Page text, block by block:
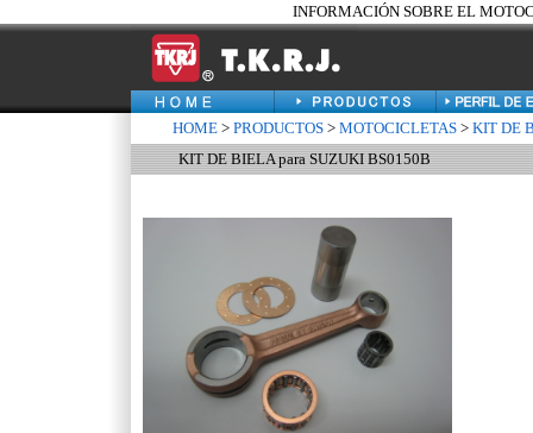
INFORMACIÓN SOBRE EL
HOME > PRODUCTOS > MOTOCICLETAS > KIT DE
KIT DE BIELA para SUZUKI BS0150B